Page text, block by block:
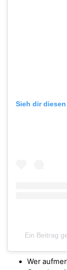
Sieh dir
Ein Beitrag
Wer